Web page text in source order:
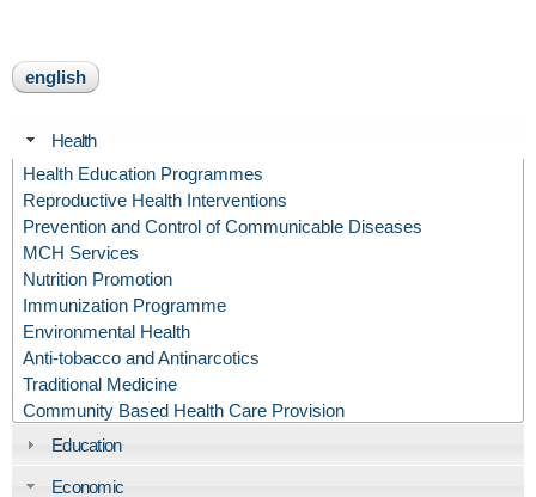
english
Health
Health Education Programmes
Reproductive Health Interventions
Prevention and Control of Communicable Diseases
MCH Services
Nutrition Promotion
Immunization Programme
Environmental Health
Anti-tobacco and Antinarcotics
Traditional Medicine
Community Based Health Care Provision
Education
Economic